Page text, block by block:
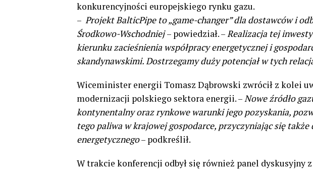
konkurencyjności europejskiego rynku gazu.
– Projekt BalticPipeto „game-changer” dla dostawców i
Środkowo-Wschodniej– powiedział. –Realizacja tej
kierunku zacieśnienia współpracy energetycznej i
skandynawskimi. Dostrzegamy duży potencjał w tych
Wiceminister energii Tomasz Dąbrowski zwrócił z kolei
modernizacji polskiego sektora energii. –Nowe źródło
kontynentalny oraz rynkowe warunki jego pozyskania,
tego paliwa w krajowej gospodarce, przyczyniając się
energetycznego– podkreślił.
W trakcie konferencji odbył się również panel dyskusyjny